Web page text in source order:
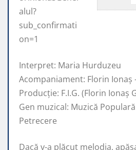
alul?
sub_confirmati
on=1
Interpret: Maria Hurduzeu
Acompaniament: Florin Ionaș
Producție: F.I.G. (Florin Ionaș
Gen muzical: Muzică
Petrecere
Dacă v-a plăcut melodia,